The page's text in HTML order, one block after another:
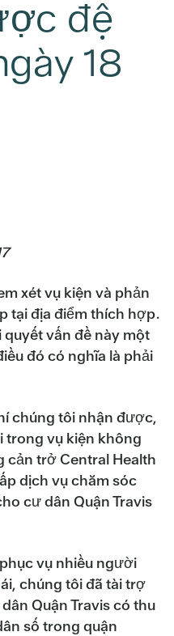
đệ
18
xét vụ kiện và phản
tại địa điểm thích hợp.
vấn đề này một
đó có nghĩa là phải
chúng tôi nhận được,
trong vụ kiện không
cản trở Central Health
dịch vụ chăm sóc
cư dân Quận Travis
vụ nhiều người
chúng tôi đã tài trợ
Quận Travis có thu
số trong quận